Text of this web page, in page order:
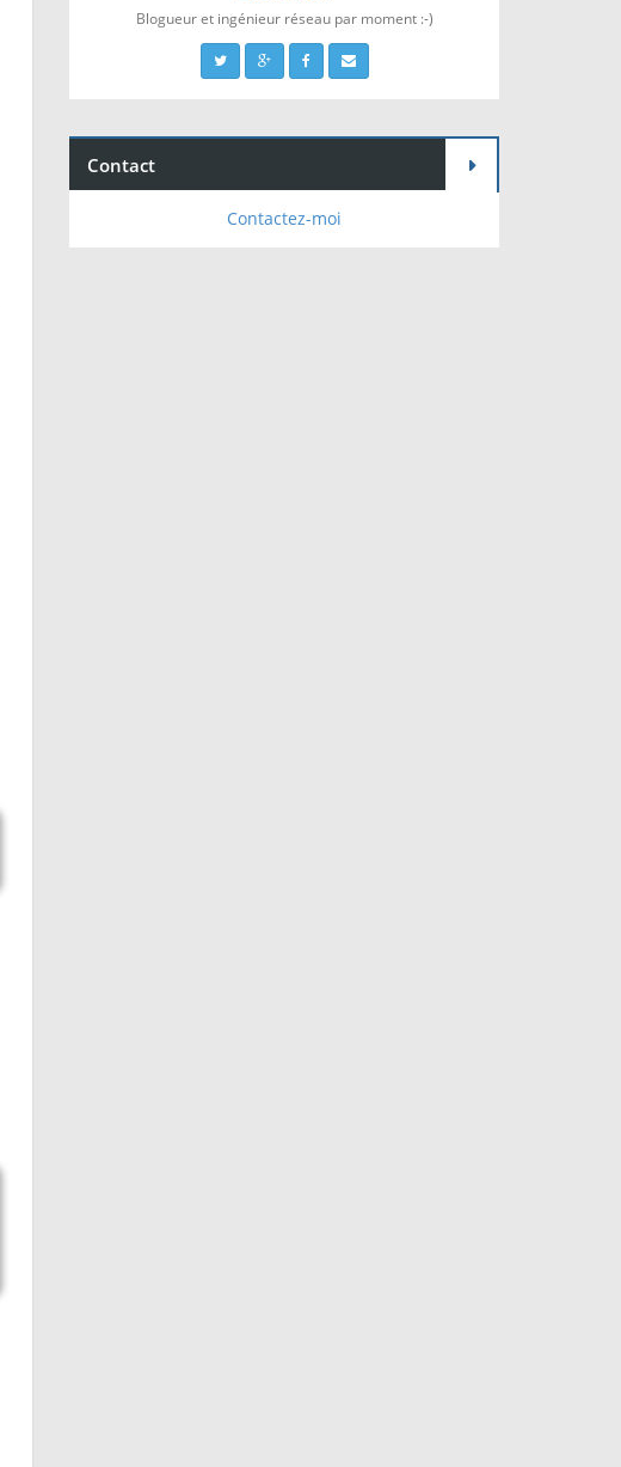
Blogueur et ingénieur réseau par moment :-)
Contact
Contactez-moi